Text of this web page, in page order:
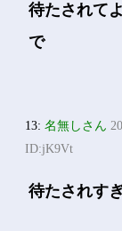
待たされて
で
13:名無しさん
ID:jK9Vt
待たされす